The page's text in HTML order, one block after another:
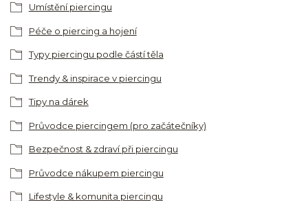
Umístění piercingu
Péče o piercing a hojení
Typy piercingu podle částí těla
Trendy & inspirace v piercingu
Tipy na dárek
Průvodce piercingem (pro začátečníky)
Bezpečnost & zdraví při piercingu
Průvodce nákupem piercingu
Lifestyle & komunita piercingu